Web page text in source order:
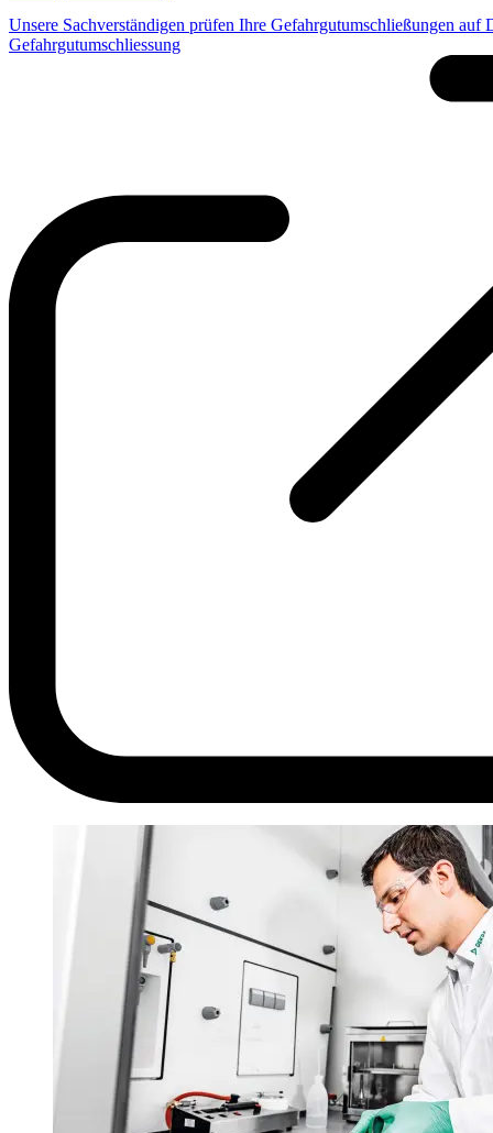
Unsere Sachverständigen prüfen Ihre Gefahrgutumschließungen auf
Gefahrgutumschliessung